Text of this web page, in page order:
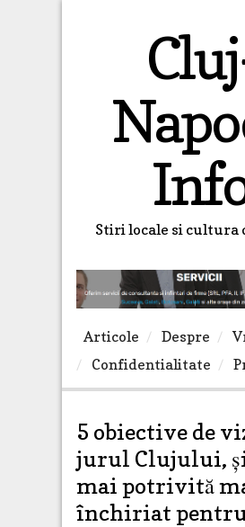
Stiri locale si cultura
Articole Despre
Confidentialitate
5 obiective de
jurul Clujului,
mai potrivită
închiriat